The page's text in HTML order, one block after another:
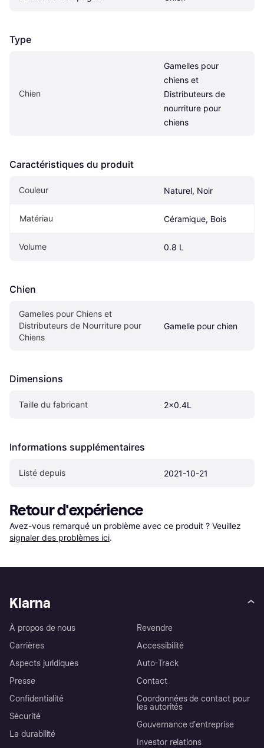
Type
Chien
Gamelles pour
chiens et
Distributeurs de
nourriture pour
chiens
Caractéristiques du produit
Couleur Naturel, Noir
Matériau Céramique, Bois
Volume 0.8 L
Chien
Gamelles pour Chiens et
Distributeurs de Nourriture pour
Chiens
Gamelle pour chien
Dimensions
Taille du fabricant 2x0.4L
Informations supplémentaires
Listé depuis 2021-10-21
Retour d'expérience
Avez-vous remarqué un problème avec ce produit ? Veuillez
signaler des problèmes ici.
Klarna
À propos de nous
Carrières
Aspects juridiques
Presse
Confidentialité
Sécurité
La durabilité
Revendre
Accessibilité
Auto-Track
Contact
Coordonnées de contact pour
les autorités
Gouvernance d’entreprise
Investor relations